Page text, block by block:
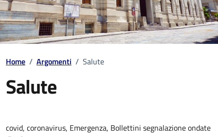
Home / Argomenti / Salute
Salute
covid, coronavirus, Emergenza, Bollettini segnalazione ondate